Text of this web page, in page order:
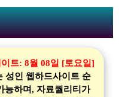
트: 8월 08일 [토요일]
성인 웹하드사이트 순
능하며, 자료퀄리티가